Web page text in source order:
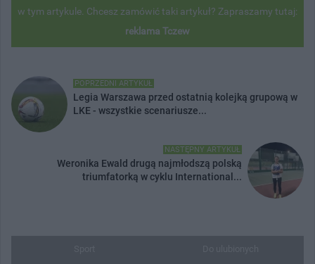
w tym artykule. Chcesz zamówić taki artykuł? Zapraszamy tutaj:
reklama Tczew
POPRZEDNI ARTYKUŁ
Legia Warszawa przed ostatnią kolejką grupową w
LKE - wszystkie scenariusze...
NASTĘPNY ARTYKUŁ
Weronika Ewald drugą najmłodszą polską
triumfatorką w cyklu International...